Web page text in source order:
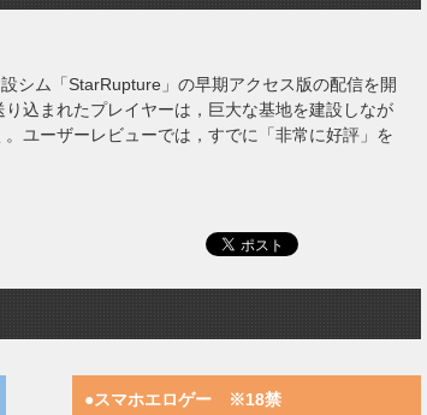
シム「StarRupture」の早期アクセス版の配信を開
込まれたプレイヤーは，巨大な基地を建設しなが
ユーザーレビューでは，すでに「非常に好評」を
●スマホエロゲー ※18禁